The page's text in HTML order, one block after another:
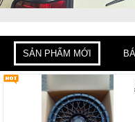
SẢN PHẨM MỚI